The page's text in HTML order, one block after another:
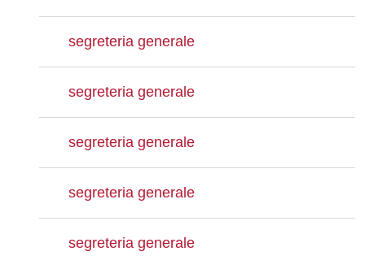
segreteria generale
segreteria generale
segreteria generale
segreteria generale
segreteria generale